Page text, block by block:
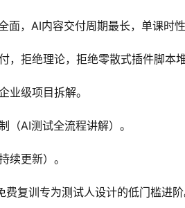
面，AI内容交付周期最长，单课时性
，拒绝理论，拒绝零散式插件脚本
业级项目拆解。
（AI测试全流程讲解）。
续更新）。
复训专为测试人设计的低门槛进阶